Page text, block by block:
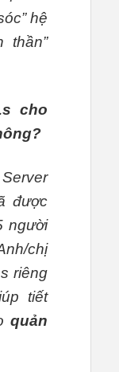
hệ
thần”
cho
được
người
chị
riêng
tiết
quản